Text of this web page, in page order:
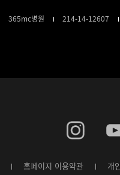
365mc병원 214-14-12607
홈페이지 이용약관 개